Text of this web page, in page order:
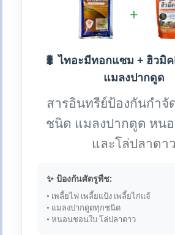
+
🐛 ไทอะมีทอกแซม + ฮิวมิ
แมลงปากดูด
สารอินทรีย์ป้องกันกำจั
ชนิด แมลงปากดูด หน
และโล่ปลาดาว
✨ ป้องกันศัตรูพืช:
• เพลี้ยไฟ เพลี้ยแป้ง เพลี้ยไก่แจ้
• แมลงปากดูดทุกชนิด
• หนอนชอนใบ โล่ปลาดาว